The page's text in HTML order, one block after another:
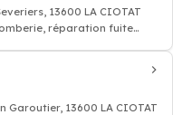
13600 LA CIOTAT
réparation fuite
Garoutier, 13600 LA CIOTAT